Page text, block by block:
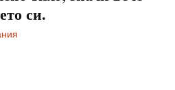
си.